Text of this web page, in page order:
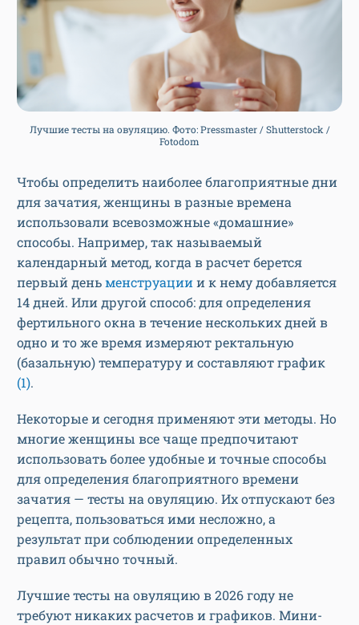
Лучшие тесты на овуляцию. Фото: Pressmaster / Shutterstock /
Fotodom
Чтобы определить наиболее благоприятные дни
для зачатия, женщины в разные времена
использовали всевозможные «домашние»
способы. Например, так называемый
календарный метод, когда в расчет берется
первый деньменструациии к нему добавляется
14 дней. Или другой способ: для определения
фертильного окна в течение нескольких дней в
одно и то же время измеряют ректальную
(базальную) температуру и составляют график
(1).
Некоторые и сегодня применяют эти методы. Но
многие женщины все чаще предпочитают
использовать более удобные и точные способы
для определения благоприятного времени
зачатия — тесты на овуляцию. Их отпускают без
рецепта, пользоваться ими несложно, а
результат при соблюдении определенных
правил обычно точный.
Лучшие тесты на овуляцию в 2026 году не
требуют никаких расчетов и графиков. Мини-